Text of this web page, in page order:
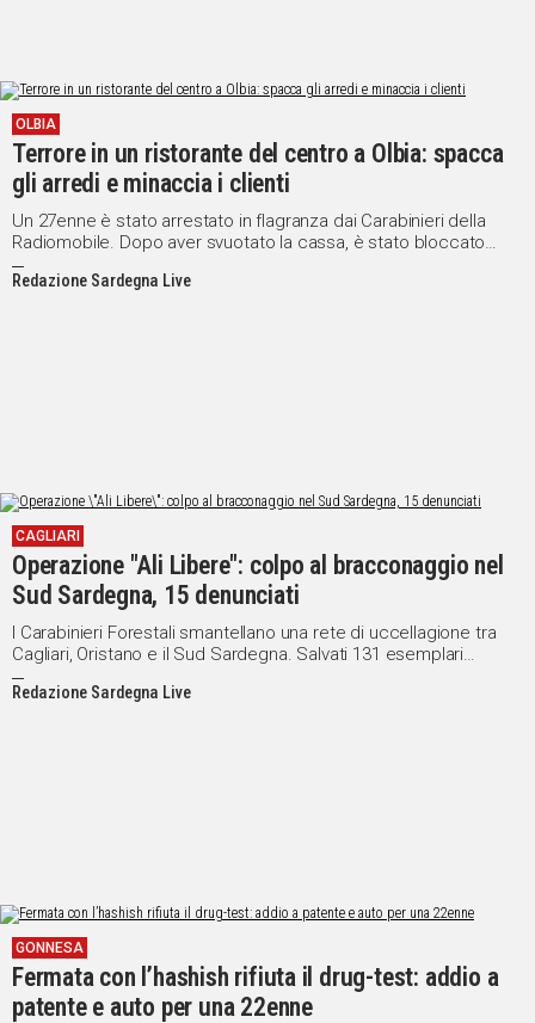
OLBIA
Terrore in un ristorante del centro a Olbia: spacca
gli arredi e minaccia i clienti
Un 27enne è stato arrestato in flagranza dai Carabinieri della
Radiomobile. Dopo aver svuotato la cassa, è stato bloccato
all'interno del locale e trasferito nel carcere di Nuchis
Redazione Sardegna Live
CAGLIARI
Operazione "Ali Libere": colpo al bracconaggio nel
Sud Sardegna, 15 denunciati
I Carabinieri Forestali smantellano una rete di uccellagione tra
Cagliari, Oristano e il Sud Sardegna. Salvati 131 esemplari
protetti per un valore di 26 mila euro
Redazione Sardegna Live
GONNESA
Fermata con l’hashish rifiuta il drug-test: addio a
patente e auto per una 22enne